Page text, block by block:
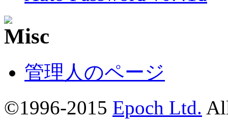
管理人のページ
©1996-2015 Epoch Ltd.